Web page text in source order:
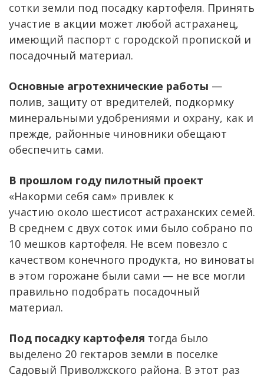
сотки земли под посадку картофеля. Принять
участие в акции может любой астраханец,
имеющий паспорт с городской пропиской и
посадочный материал.
Основные агротехнические работы —
полив, защиту от вредителей, подкормку
минеральными удобрениями и охрану, как и
прежде, районные чиновники обещают
обеспечить сами.
В прошлом году пилотный проект
«Накорми себя сам» привлек к
участию около шестисот астраханских семей.
В среднем с двух соток ими было собрано по
10 мешков картофеля. Не всем повезло с
качеством конечного продукта, но виноваты
в этом горожане были сами — не все могли
правильно подобрать посадочный
материал.
Под посадку картофеля тогда было
выделено 20 гектаров земли в поселке
Садовый Приволжского района. В этот раз